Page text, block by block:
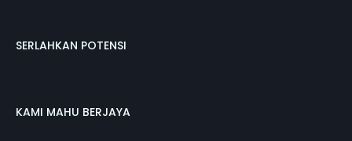
SERLAHKAN POTENSI
KAMI MAHU BERJAYA